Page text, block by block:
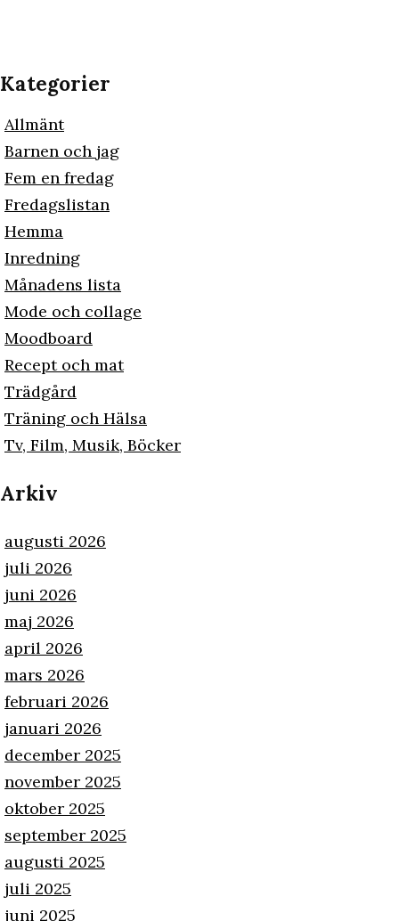
Kategorier
Allmänt
Barnen och jag
Fem en fredag
Fredagslistan
Hemma
Inredning
Månadens lista
Mode och collage
Moodboard
Recept och mat
Trädgård
Träning och Hälsa
Tv, Film, Musik, Böcker
Arkiv
augusti 2026
juli 2026
juni 2026
maj 2026
april 2026
mars 2026
februari 2026
januari 2026
december 2025
november 2025
oktober 2025
september 2025
augusti 2025
juli 2025
juni 2025